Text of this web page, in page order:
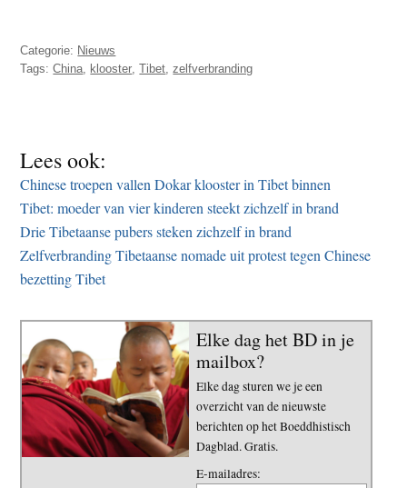
Categorie: Nieuws
Tags:China klooster ,Tibet ,zelfverbranding
Lees ook:
Chinese troepen vallen Dokar klooster in Tibet binnen
Tibet: moeder van vier kinderen steekt zichzelf in brand
Drie Tibetaanse pubers steken zichzelf in brand
Zelfverbranding Tibetaanse nomade uit protest tegen Chinese
bezetting Tibet
Elke dag het BD in je
mailbox?
Elke dag sturen we je een
overzicht van de nieuwste
berichten op het Boeddhistisch
Dagblad. Gratis.
E-mailadres: